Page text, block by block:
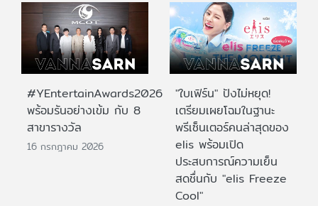
#YEntertainAwards2026
พร้อมรันอย่างเข้ม กับ 8
สาขารางวัล
16 กรกฎาคม 2026
"ใบเฟิร์น" ปังไม่หยุด!
เตรียมเผยโฉมในฐานะ
พรีเซ็นเตอร์คนล่าสุดของ
elis พร้อมเปิด
ประสบการณ์ความเย็น
สดชื่นกับ "elis Freeze
Cool"